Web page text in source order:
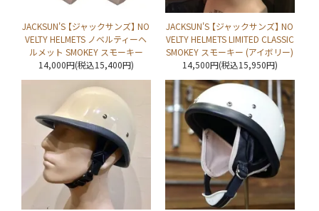
JACKSUN'S 【ジャックサンズ】 NO
VELTY HELMETS ノベルティーヘ
ルメット SMOKEY スモーキー
14,000円(税込15,400円)
JACKSUN'S 【ジャックサンズ】 NO
VELTY HELMETS LIMITED CLASSIC
SMOKEY スモーキー (アイボリー)
14,500円(税込15,950円)